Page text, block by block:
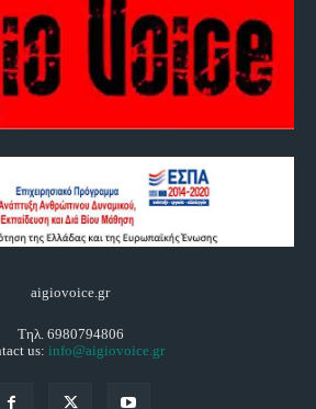
aigiovoice.gr
Τηλ. 6980794806
us: info@aigiovoice.gr